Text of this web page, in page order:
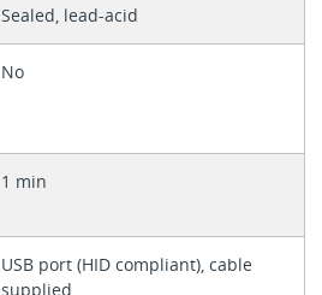
Sealed, lead-acid
No
1 min
USB port (HID compliant), cable
supplied